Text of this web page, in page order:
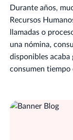
Durante años,
Recursos
llamadas o
una nómina,
disponibles
consumen tiempo